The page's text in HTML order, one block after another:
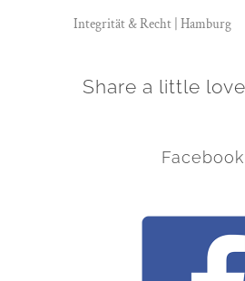
Integrität & Recht | Hamburg
Share a little
Facebook